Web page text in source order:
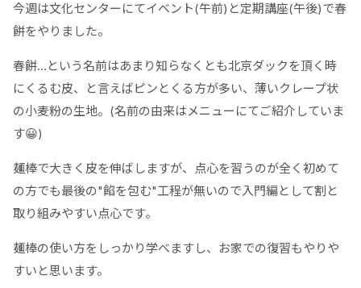
今週は文化センターにてイベント(午前)と定期講座(午後)で春
餅をやりました。
春餅…という名前はあまり知らなくとも北京ダックを頂く時
にくるむ皮、と言えばピンとくる方が多い、薄いクレープ状
の小麦粉の生地。(名前の由来はメニューにてご紹介していま
す😀)
麺棒で大きく皮を伸ばしますが、点心を習うのが全く初めて
の方でも最後の"餡を包む"工程が無いので入門編として割と
取り組みやすい点心です。
麺棒の使い方をしっかり学べますし、お家での復習もやりや
すいと思います。